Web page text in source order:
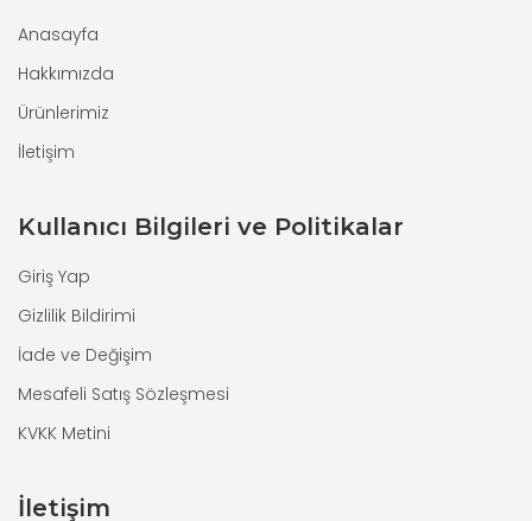
Anasayfa
Hakkımızda
Ürünlerimiz
İletişim
Kullanıcı Bilgileri ve Politikalar
Giriş Yap
Gizlilik Bildirimi
İade ve Değişim
Mesafeli Satış Sözleşmesi
KVKK Metini
İletişim